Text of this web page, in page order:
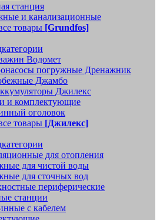
станция
и канализационные
товары [Grundfos]
Водомет
погружные Дренажник
Джамбо
Джилекс
и комплектующие
оголовок
товары [Джилекс]
для отопления
для чистой воды
для сточных вод
периферические
станции
с кабелем